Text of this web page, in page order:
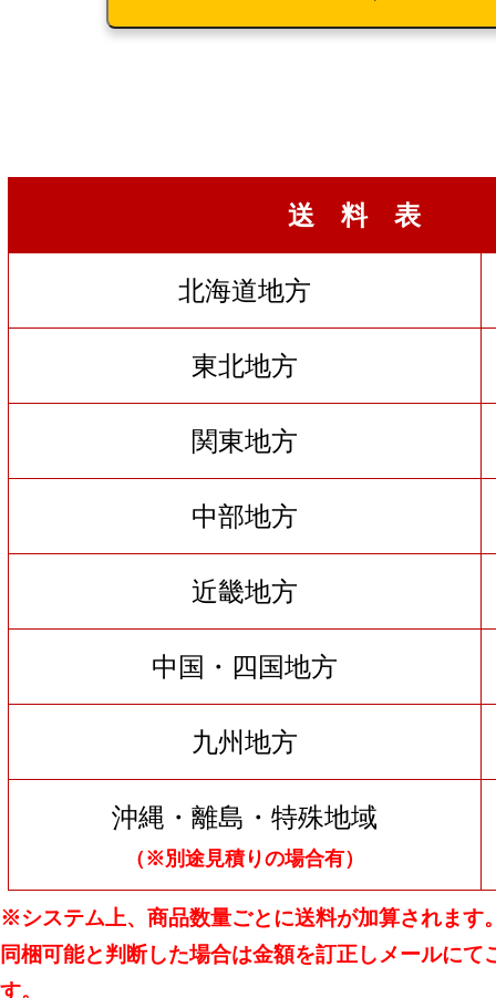
送 料 表
北海道地方
東北地方
関東地方
中部地方
近畿地方
中国・四国地方
九州地方
沖縄・離島・特殊地域
（※別途見積りの場合有）
※システム上、商品数量ごとに送料が加算されます
同梱可能と判断した場合は金額を訂正しメールにて
す。